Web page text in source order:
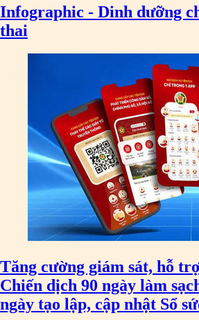
Infographic - Dinh dưỡng
thai
Tăng cường giám sát, hỗ
Chiến dịch 90 ngày làm
ngày tạo lập, cập nhật Sổ